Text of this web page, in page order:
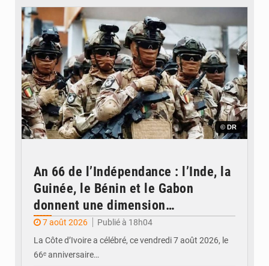
© DR
An 66 de l’Indépendance : l’Inde, la
Guinée, le Bénin et le Gabon
donnent une dimension
internationale au défilé de
Yopougon
7 août 2026
Publié à 18h04
La Côte d’Ivoire a célébré, ce vendredi 7 août 2026, le
66ᵉ anniversaire…